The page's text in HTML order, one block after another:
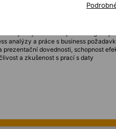
na pozici IT analytika
Enterprise Architect, Jira a
a vytvářet analytické diagramy
analýzy a práce s business
prezentační dovednosti, schopnost
a zkušenost s prací s daty